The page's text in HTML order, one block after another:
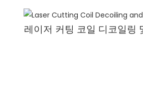
레이저 커팅 코일 디코일링